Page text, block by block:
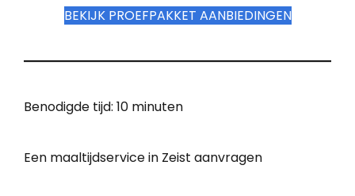
BEKIJK PROEFPAKKET AANBIEDINGEN
Benodigde tijd: 10 minuten
Een maaltijdservice in Zeist aanvragen